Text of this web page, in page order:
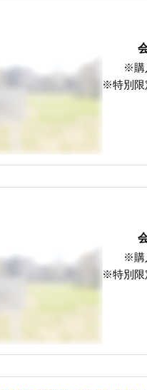
※購
※特別限
※購
※特別限